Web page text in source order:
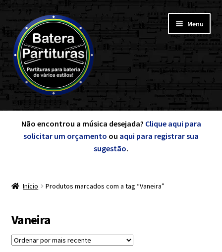
Pular
para
navegação
Pular
para
o
conteúdo
Menu
Cursos
Exercícios
Não encontrou a música desejada? Clique aqui para
solicitar um orçamento ou aqui para registrar sua
sugestão.
Início Produtos marcados com a tag “Vaneira”
Vaneira